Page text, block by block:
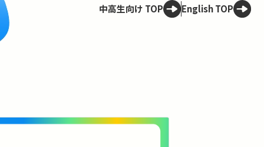
中高生向け TOP English TOP